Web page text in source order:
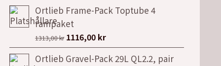
Ortlieb Frame-Pack Toptube 4
rampaket
1313,00kr Det
ursprungliga
priset
1116,00 kr
nuvarande
priset
Ortlieb Gravel-Pack 29L QL2.2, pair